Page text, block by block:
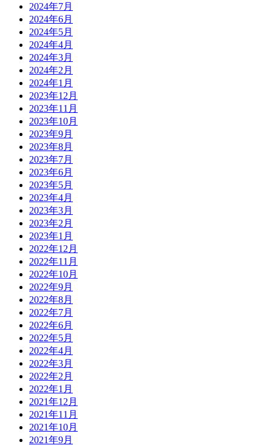
2024年7月
2024年6月
2024年5月
2024年4月
2024年3月
2024年2月
2024年1月
2023年12月
2023年11月
2023年10月
2023年9月
2023年8月
2023年7月
2023年6月
2023年5月
2023年4月
2023年3月
2023年2月
2023年1月
2022年12月
2022年11月
2022年10月
2022年9月
2022年8月
2022年7月
2022年6月
2022年5月
2022年4月
2022年3月
2022年2月
2022年1月
2021年12月
2021年11月
2021年10月
2021年9月